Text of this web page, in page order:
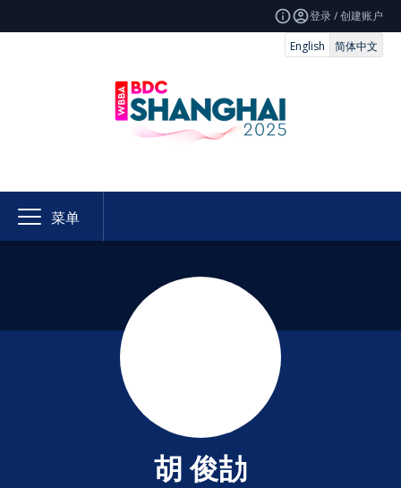
登录 / 创建账户
English
简体中文
菜单
胡 俊劼